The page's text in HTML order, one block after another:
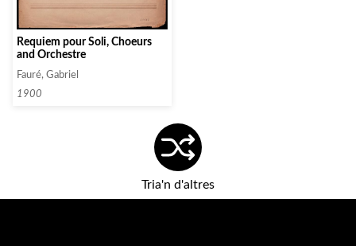
Requiem pour Soli, Choeurs
and Orchestre
Fauré, Gabriel
1900
Tria'n d'altres